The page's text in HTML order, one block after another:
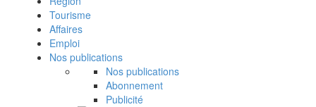
Tourisme
Affaires
Emploi
Nos publications
Nos publications
Abonnement
Publicité